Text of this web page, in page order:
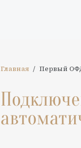
Главная Первый